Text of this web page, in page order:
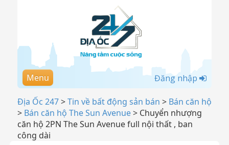
Menu Đăng nhập
Địa Ốc 247>Tin về bất động sản bán > Bán căn hộ
> Bán căn hộ The Sun Avenue> Chuyển nhượng
căn hộ 2PN The Sun Avenue full nội thất , ban
công dài